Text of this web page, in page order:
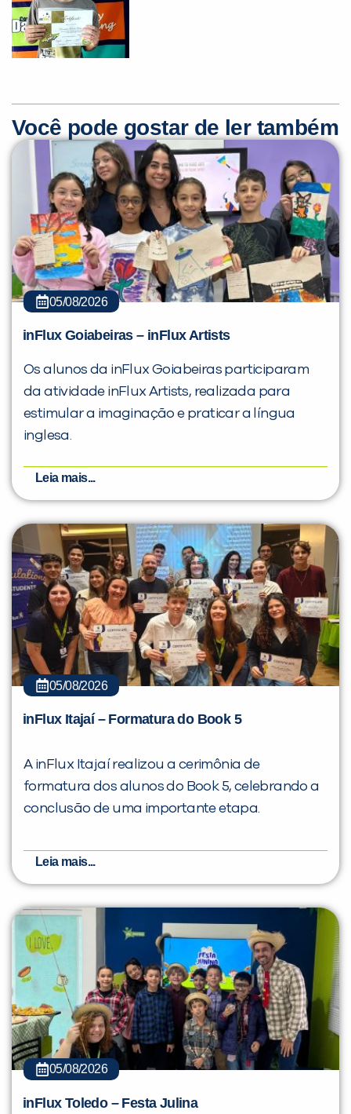
Você pode gostar de ler também
05/08/2026
inFlux Goiabeiras – inFlux Artists
Os alunos da inFlux Goiabeiras participaram
da atividade inFlux Artists, realizada para
estimular a imaginação e praticar a língua
inglesa.
Leia mais...
05/08/2026
inFlux Itajaí – Formatura do Book 5
A inFlux Itajaí realizou a cerimônia de
formatura dos alunos do Book 5, celebrando a
conclusão de uma importante etapa.
Leia mais...
05/08/2026
inFlux Toledo – Festa Julina